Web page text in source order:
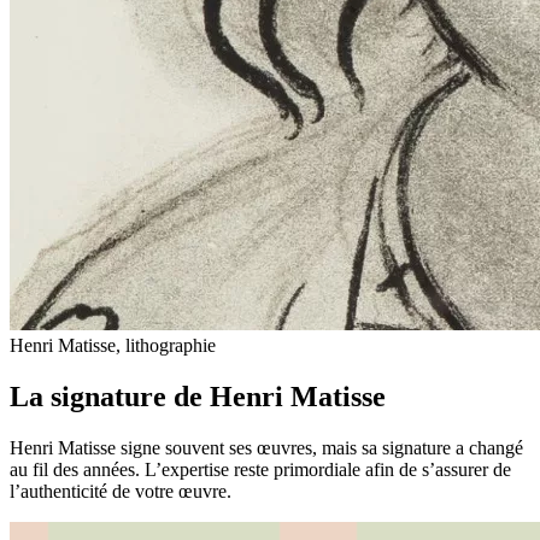
Henri Matisse, lithographie
La signature de Henri Matisse
Henri Matisse signe souvent ses œuvres, mais sa signature a changé
au fil des années. L’expertise reste primordiale afin de s’assurer de
l’authenticité de votre œuvre.